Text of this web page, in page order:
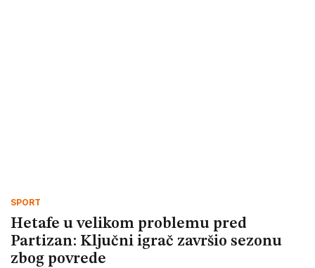
SPORT
Hetafe u velikom problemu pred
Partizan: Ključni igrač završio sezonu
zbog povrede